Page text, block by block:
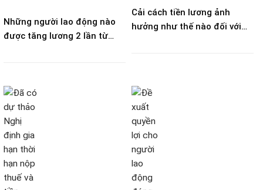
Những người lao động nào
được tăng lương 2 lần từ
Cải cách tiền lương ảnh
hưởng như thế nào đối với